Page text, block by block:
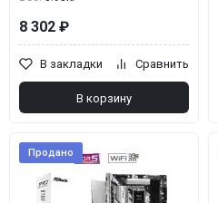
8 302 ₽
В закладки Сравнить
В корзину
Продано